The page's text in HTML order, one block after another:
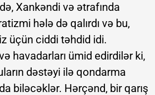
Xankəndi və ətrafında
hələ də qalırdı və bu,
üçün ciddi təhdid idi.
havadarları ümid edirdilər ki,
dəstəyi ilə qondarma
biləcəklər. Hərçənd, bir qarış